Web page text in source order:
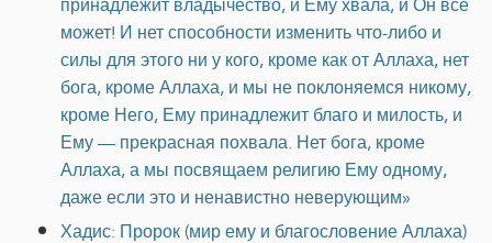
может! И нет способности изменить что-либо и
силы для этого ни у кого, кроме как от Аллаха, нет
бога, кроме Аллаха, и мы не поклоняемся никому,
кроме Него, Ему принадлежит благо и милость, и
Ему — прекрасная похвала. Нет бога, кроме
Аллаха, а мы посвящаем религию Ему одному,
даже если это и ненавистно неверующим»
Хадис: Пророк (мир ему и благословение Аллаха)